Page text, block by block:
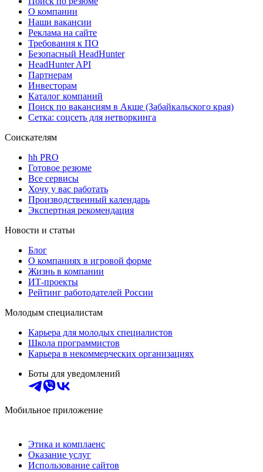
О компании
Наши вакансии
Реклама на сайте
Требования к ПО
Безопасный HeadHunter
HeadHunter API
Партнерам
Инвесторам
Каталог компаний
Поиск по вакансиям в Акше (Забайкальского края)
Сетка: соцсеть для нетворкинга
Соискателям
hh PRO
Готовое резюме
Все сервисы
Хочу у вас работать
Производственный календарь
Экспертная рекомендация
Новости и статьи
Блог
О компаниях в игровой форме
Жизнь в компании
ИТ-проекты
Рейтинг работодателей России
Молодым специалистам
Карьера для молодых специалистов
Школа программистов
Карьера в некоммерческих организациях
Боты для уведомлений
Мобильное приложение
Этика и комплаенс
Оказание услуг
Использование сайтов